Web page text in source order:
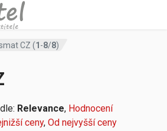
CZ (1-8/8)
Relevance, Hodnocení
ceny, Od nejvyšší ceny